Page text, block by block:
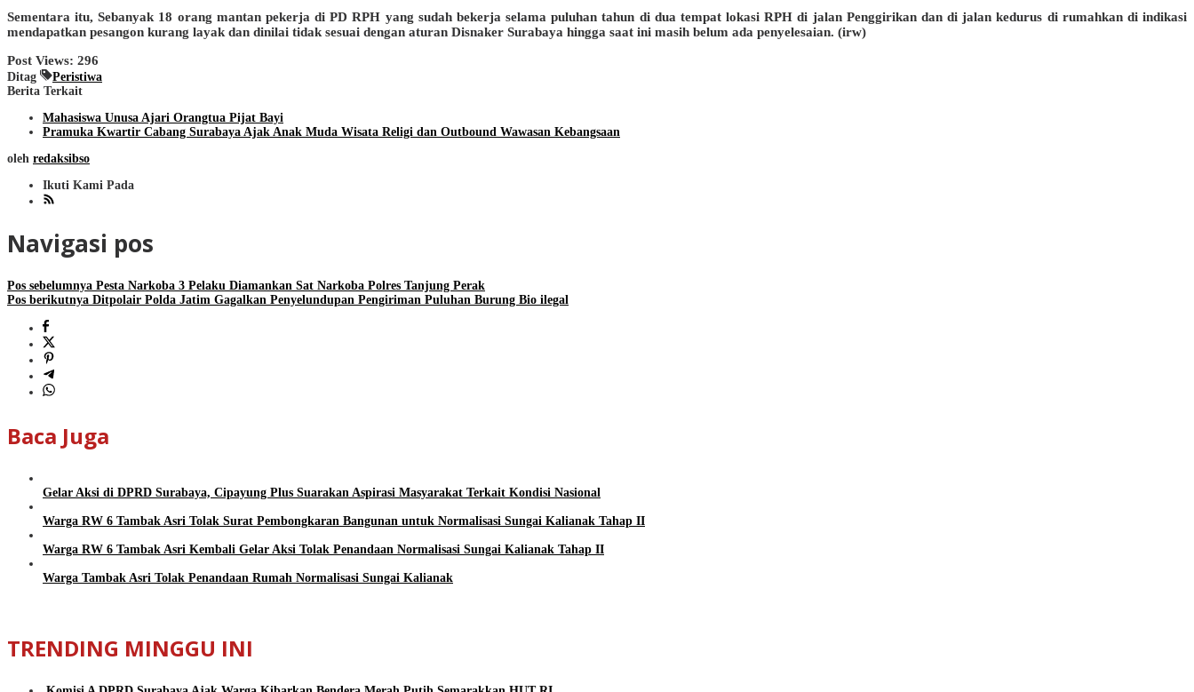
Sementara itu, Sebanyak 18 orang mantan pekerja di PD RPH yang sudah bekerja selama puluhan tahun di dua tempat lokasi RPH di jalan Penggirikan dan di jalan kedurus di rumahkan di indikasi
mendapatkan pesangon kurang layak dan dinilai tidak sesuai dengan aturan Disnaker Surabaya hingga saat ini masih belum ada penyelesaian. (irw)
Post Views: 296
Ditag
Peristiwa
Berita Terkait
Mahasiswa Unusa Ajari Orangtua Pijat Bayi
Pramuka Kwartir Cabang Surabaya Ajak Anak Muda Wisata Religi dan Outbound Wawasan Kebangsaan
oleh redaksibso
Ikuti Kami Pada
Navigasi pos
Pos sebelumnya Pesta Narkoba 3 Pelaku Diamankan Sat Narkoba Polres Tanjung Perak
Pos berikutnya Ditpolair Polda Jatim Gagalkan Penyelundupan Pengiriman Puluhan Burung Bio ilegal
Baca Juga
Gelar Aksi di DPRD Surabaya, Cipayung Plus Suarakan Aspirasi Masyarakat Terkait Kondisi Nasional
Warga RW 6 Tambak Asri Tolak Surat Pembongkaran Bangunan untuk Normalisasi Sungai Kalianak Tahap II
Warga RW 6 Tambak Asri Kembali Gelar Aksi Tolak Penandaan Normalisasi Sungai Kalianak Tahap II
Warga Tambak Asri Tolak Penandaan Rumah Normalisasi Sungai Kalianak
TRENDING MINGGU INI